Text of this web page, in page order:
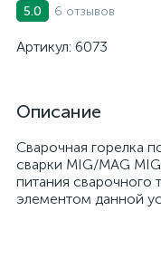
5.0 6 отзывов
Артикул: 6073
Описание
Сварочная горелка
сварки MIG/MAG
питания сварочного
элементом данной